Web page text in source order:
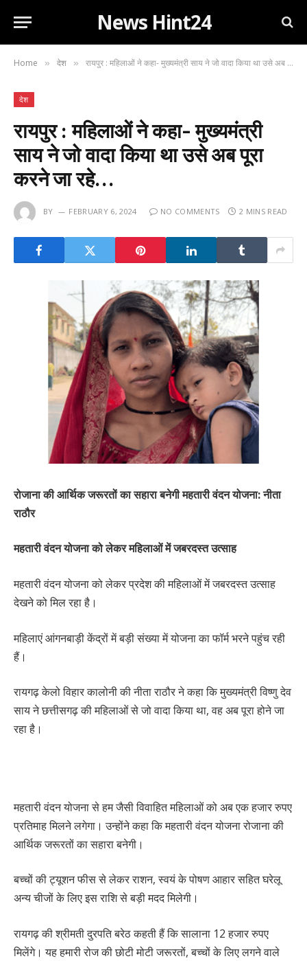
News Hint24
Home » देश » रायपुर : महिलाओं ने कहा- मुख्यमंत्री साय ने जो वादा किया था उसे अब पूरा करने जा रहे…
देश
रायपुर : महिलाओं ने कहा- मुख्यमंत्री
साय ने जो वादा किया था उसे अब पूरा
करने जा रहे…
BY FEBRUARY 6, 2024 NO COMMENTS 2 MINS READ
रोजाना की आर्थिक जरूरतों का सहारा बनेगी महतारी वंदन योजना: नीता
राठौर
महतारी वंदन योजना को लेकर महिलाओं में जबरदस्त उत्साह
महतारी वंदन योजना को लेकर प्रदेश की महिलाओं में जबरदस्त उत्साह
देखने को मिल रहा है।
महिलाएं आंगनबाड़ी केंद्रों में बड़ी संख्या में योजना का फॉर्म भरने पहुंच रही
हैं।
रायगढ़ केलो विहार कालोनी की नीता राठौर ने कहा कि मुख्यमंत्री विष्णु देव
साय ने छत्तीसगढ़ की महिलाओं से जो वादा किया था, वह अब पूरा होने जा
रहा है।
महतारी वंदन योजना से हम जैसी विवाहित महिलाओं को अब एक हजार रुपए
प्रतिमाह मिलने लगेगा। उन्होंने कहा कि महतारी वंदन योजना रोजाना की
आर्थिक जरूरतों का सहारा बनेगी।
बच्चों की ट्यूशन फीस से लेकर राशन, स्वयं के पोषण आहार सहित घरेलू
अन्य चीजों के लिए इस राशि से बड़ी मदद मिलेगी।
रायगढ़ की श्रीमती दुरपति बरेठ कहती हैं कि सालाना 12 हजार रुपए
मिलेंगे। यह हमारी रोज की छोटी मोटी जरूरतों, बच्चों के लिए लगने वाले